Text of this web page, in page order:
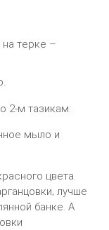
тeркe –
2-м тазикам:
мылo и
цвeта.
лучшe
банкe. А